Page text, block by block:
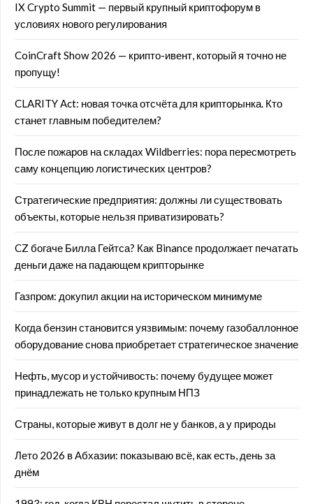
IX Crypto Summit — первый крупный криптофорум в
условиях нового регулирования
CoinCraft Show 2026 — крипто-ивент, который я точно не
пропущу!
CLARITY Act: новая точка отсчёта для крипторынка. Кто
станет главным победителем?
После пожаров на складах Wildberries: пора пересмотреть
саму концепцию логистических центров?
Стратегические предприятия: должны ли существовать
объекты, которые нельзя приватизировать?
CZ богаче Билла Гейтса? Как Binance продолжает печатать
деньги даже на падающем крипторынке
Газпром: докупил акции на историческом минимуме
Когда бензин становится уязвимым: почему газобаллонное
оборудование снова приобретает стратегическое значение
Нефть, мусор и устойчивость: почему будущее может
принадлежать не только крупным НПЗ
Страны, которые живут в долг не у банков, а у природы
Лето 2026 в Абхазии: показываю всё, как есть, день за
днём